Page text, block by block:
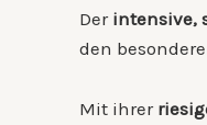
Der intensive,
den
Mit ihrer